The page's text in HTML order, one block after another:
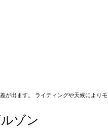
が出ます。 ライティングや天候によりモ
ゾン